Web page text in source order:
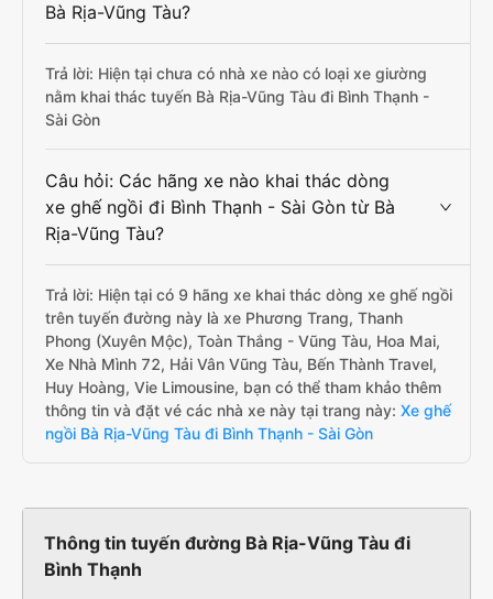
Bà Rịa-Vũng Tàu?
Trả lời: Hiện tại chưa có nhà xe nào có loại xe giường
nằm khai thác tuyến Bà Rịa-Vũng Tàu đi Bình Thạnh -
Sài Gòn
Câu hỏi: Các hãng xe nào khai thác dòng
xe ghế ngồi đi Bình Thạnh - Sài Gòn từ Bà
Rịa-Vũng Tàu?
Trả lời: Hiện tại có 9 hãng xe khai thác dòng xe ghế ngồi
trên tuyến đường này là xe Phương Trang, Thanh
Phong (Xuyên Mộc), Toàn Thắng - Vũng Tàu, Hoa Mai,
Xe Nhà Mình 72, Hải Vân Vũng Tàu, Bến Thành Travel,
Huy Hoàng, Vie Limousine, bạn có thể tham khảo thêm
thông tin và đặt vé các nhà xe này tại trang này: Xe ghế
ngồi Bà Rịa-Vũng Tàu đi Bình Thạnh - Sài Gòn
Thông tin tuyến đường Bà Rịa-Vũng Tàu đi
Bình Thạnh